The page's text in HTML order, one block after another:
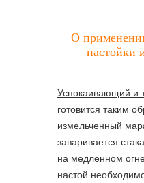
О
настойки
Успокаивающий и
готовится таким
измельченный
заваривается
на медленном
настой